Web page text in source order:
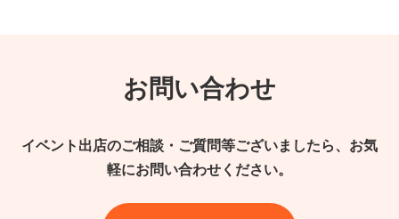
お問い合わせ
イベント出店のご相談・ご質問等ございましたら、お気
軽にお問い合わせください。